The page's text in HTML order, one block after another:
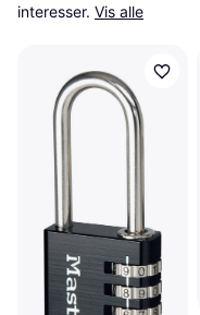
interesser. Vis alle